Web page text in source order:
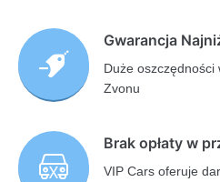
Gwarancja
Duże oszczędności
Zvonu
Brak opłaty w
VIP Cars oferuje